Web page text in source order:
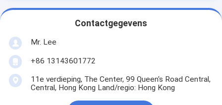
Contactgegevens
Mr. Lee
+86 13143601772
11e verdieping, The Center, 99 Queen's Road Central,
Central, Hong Kong Land/regio: Hong Kong